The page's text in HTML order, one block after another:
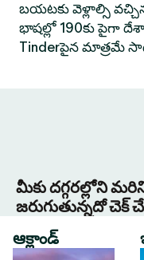
బయటకు వెళ్లాల్సి
భాషల్లో 190కు పైగా
Tinderపైన మాత్రమే
మీకు దగ్గరల్లోని
జరుగుతున్నదో చెక్
ఆక్లాండ్